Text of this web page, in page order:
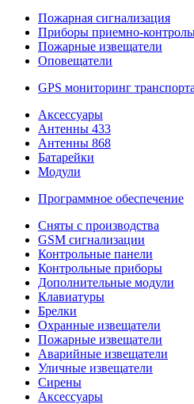
Пожарная сигнализация
Приборы приемно-
Пожарные извещатели
Оповещатели
GPS мониторинг транспорта
Аксессуары
Антенны 433
Антенны 868
Батарейки
Модули
Программное обеспечение
Сняты с производства
GSM сигнализации
Контрольные панели
Контрольные приборы
Дополнительные модули
Клавиатуры
Брелки
Охранные извещатели
Пожарные извещатели
Аварийные извещатели
Уличные извещатели
Сирены
Аксессуары